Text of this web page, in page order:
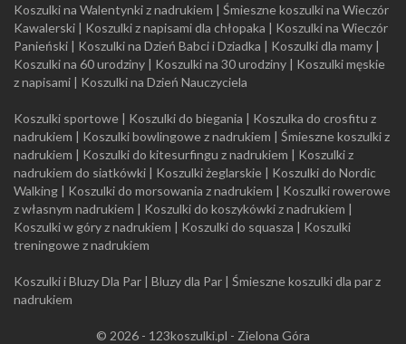
Koszulki na Walentynki z nadrukiem | Śmieszne koszulki na Wieczór
Kawalerski | Koszulki z napisami dla chłopaka | Koszulki na Wieczór
Panieński | Koszulki na Dzień Babci i Dziadka | Koszulki dla mamy |
Koszulki na 60 urodziny | Koszulki na 30 urodziny | Koszulki męskie
z napisami | Koszulki na Dzień Nauczyciela
Koszulki sportowe | Koszulki do biegania | Koszulka do crosfitu z
nadrukiem | Koszulki bowlingowe z nadrukiem | Śmieszne koszulki z
nadrukiem | Koszulki do kitesurfingu z nadrukiem | Koszulki z
nadrukiem do siatkówki | Koszulki żeglarskie | Koszulki do Nordic
Walking | Koszulki do morsowania z nadrukiem | Koszulki rowerowe
z własnym nadrukiem | Koszulki do koszykówki z nadrukiem |
Koszulki w góry z nadrukiem | Koszulki do squasza | Koszulki
treningowe z nadrukiem
Koszulki i Bluzy Dla Par | Bluzy dla Par | Śmieszne koszulki dla par z
nadrukiem
© 2026 - 123koszulki.pl - Zielona Góra